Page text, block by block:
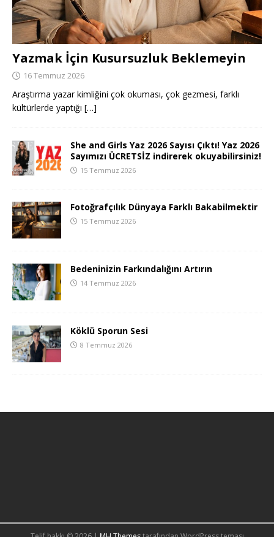
Yazmak İçin Kusursuzluk Beklemeyin
16 Temmuz 2026
Araştırma yazar kimliğini çok okuması, çok gezmesi, farklı
kültürlerde yaptığı […]
She and Girls Yaz 2026 Sayısı Çıktı! Yaz 2026
Sayımızı ÜCRETSİZ indirerek okuyabilirsiniz!
15 Temmuz 2026
Fotoğrafçılık Dünyaya Farklı Bakabilmektir
15 Temmuz 2026
Bedeninizin Farkındalığını Artırın
14 Temmuz 2026
Köklü Sporun Sesi
8 Temmuz 2026